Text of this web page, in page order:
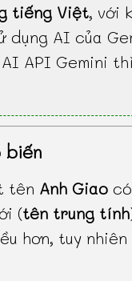
tiếng Việt, với
dụng AI của
API Gemini
biến
tên Anh Giao
(tên trung tính
hơn, tuy nhiên